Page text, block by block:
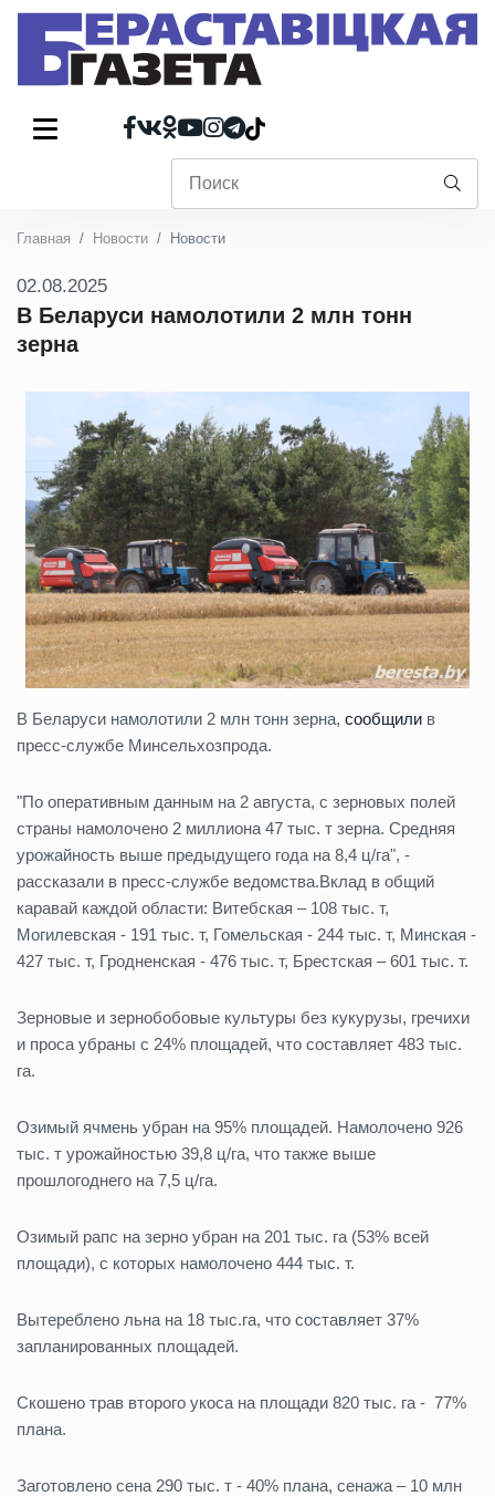
Главная Новости Новости
02.08.2025
В Беларуси намолотили 2 млн тонн
зерна
В Беларуси намолотили 2 млн тонн зерна, сообщили в
пресс-службе Минсельхозпрода.
"По оперативным данным на 2 августа, с зерновых полей
страны намолочено 2 миллиона 47 тыс. т зерна. Средняя
урожайность выше предыдущего года на 8,4 ц/га", -
рассказали в пресс-службе ведомства.Вклад в общий
каравай каждой области: Витебская – 108 тыс. т,
Могилевская - 191 тыс. т, Гомельская - 244 тыс. т, Минская -
427 тыс. т, Гродненская - 476 тыс. т, Брестская – 601 тыс. т.
Зерновые и зернобобовые культуры без кукурузы, гречихи
и проса убраны с 24% площадей, что составляет 483 тыс.
га.
Озимый ячмень убран на 95% площадей. Намолочено 926
тыс. т урожайностью 39,8 ц/га, что также выше
прошлогоднего на 7,5 ц/га.
Озимый рапс на зерно убран на 201 тыс. га (53% всей
площади), с которых намолочено 444 тыс. т.
Вытереблено льна на 18 тыс.га, что составляет 37%
запланированных площадей.
Скошено трав второго укоса на площади 820 тыс. га - 77%
плана.
Заготовлено сена 290 тыс. т - 40% плана, сенажа – 10 млн